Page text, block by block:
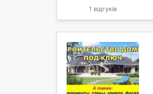
1 відгуків